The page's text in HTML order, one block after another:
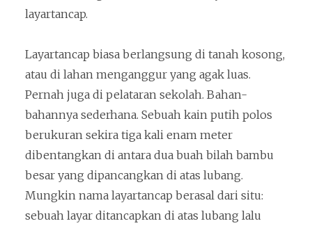
layartancap.
Layartancap biasa berlangsung di tanah kosong,
atau di lahan menganggur yang agak luas.
Pernah juga di pelataran sekolah. Bahan-
bahannya sederhana. Sebuah kain putih polos
berukuran sekira tiga kali enam meter
dibentangkan di antara dua buah bilah bambu
besar yang dipancangkan di atas lubang.
Mungkin nama layartancap berasal dari situ:
sebuah layar ditancapkan di atas lubang lalu